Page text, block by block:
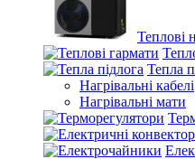
Теплові
Тепла
Нагрівальні кабелі
Нагрівальні мати